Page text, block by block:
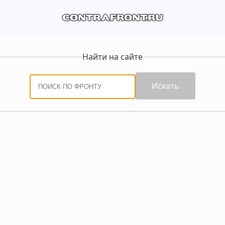
contrafront.ru
Найти на сайте
Искать